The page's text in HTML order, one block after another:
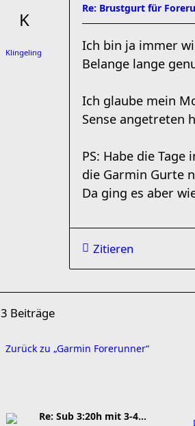
Klingeling
Re: Brustgurt für
Ich bin ja immer
Belange lange
Ich glaube mein
Sense angetreten
PS: Habe die
die Garmin Gurte
Da ging es aber
Zitieren
3 Beiträge
Zurück zu „Garmin Forerunner“
Re: Sub 3:20h mit 3-4 mal Training die Woche machb